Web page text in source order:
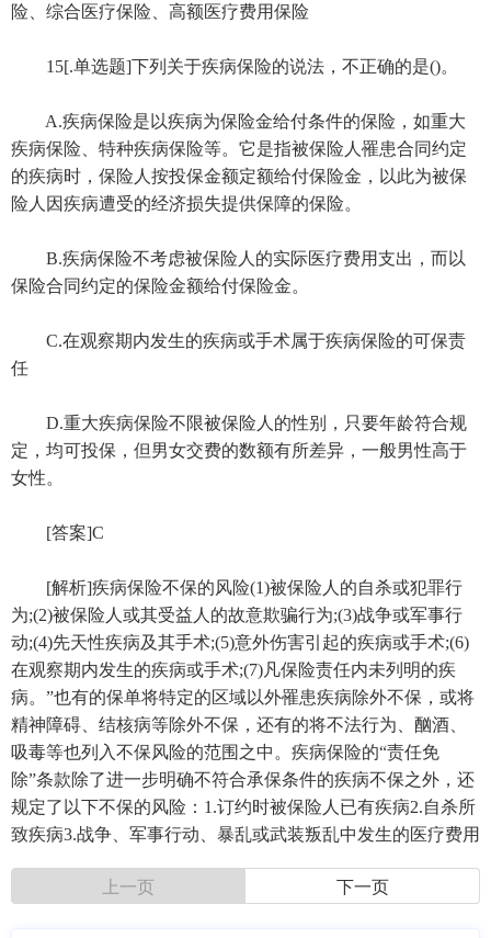
险、综合医疗保险、高额医疗费用保险
15[.单选题]下列关于疾病保险的说法，不正确的是()。
A.疾病保险是以疾病为保险金给付条件的保险，如重大
疾病保险、特种疾病保险等。它是指被保险人罹患合同约定
的疾病时，保险人按投保金额定额给付保险金，以此为被保
险人因疾病遭受的经济损失提供保障的保险。
B.疾病保险不考虑被保险人的实际医疗费用支出，而以
保险合同约定的保险金额给付保险金。
C.在观察期内发生的疾病或手术属于疾病保险的可保责
任
D.重大疾病保险不限被保险人的性别，只要年龄符合规
定，均可投保，但男女交费的数额有所差异，一般男性高于
女性。
[答案]C
[解析]疾病保险不保的风险(1)被保险人的自杀或犯罪行
为;(2)被保险人或其受益人的故意欺骗行为;(3)战争或军事行
动;(4)先天性疾病及其手术;(5)意外伤害引起的疾病或手术;(6)
在观察期内发生的疾病或手术;(7)凡保险责任内未列明的疾
病。”也有的保单将特定的区域以外罹患疾病除外不保，或将
精神障碍、结核病等除外不保，还有的将不法行为、酗酒、
吸毒等也列入不保风险的范围之中。疾病保险的“责任免
除”条款除了进一步明确不符合承保条件的疾病不保之外，还
规定了以下不保的风险：1.订约时被保险人已有疾病2.自杀所
致疾病3.战争、军事行动、暴乱或武装叛乱中发生的医疗费用
上一页 下一页